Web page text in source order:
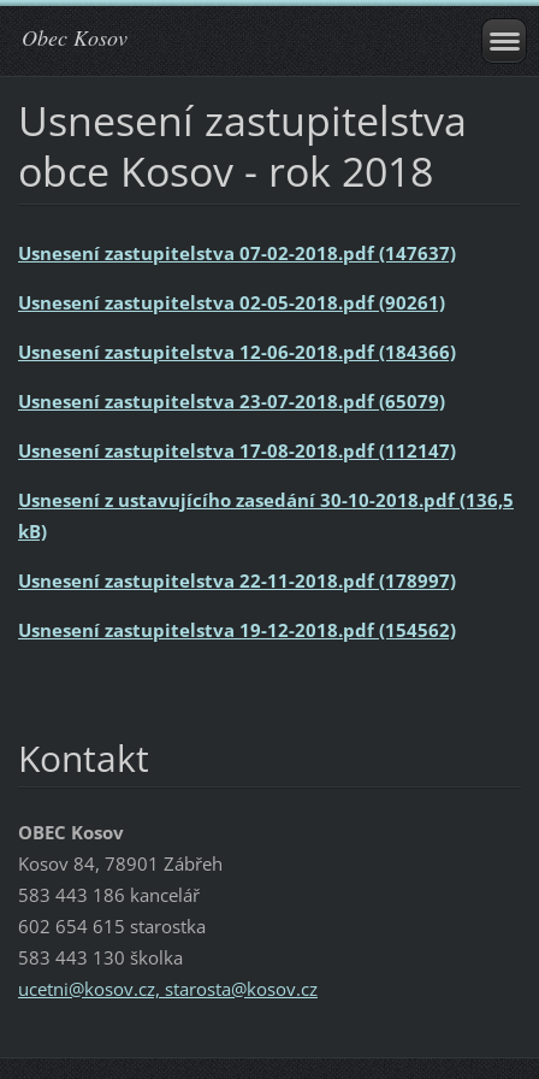
Obec Kosov
Usnesení zastupitelstva
obce Kosov - rok 2018
Usnesení zastupitelstva 07-02-2018.pdf (147637)
Usnesení zastupitelstva 02-05-2018.pdf (90261)
Usnesení zastupitelstva 12-06-2018.pdf (184366)
Usnesení zastupitelstva 23-07-2018.pdf (65079)
Usnesení zastupitelstva 17-08-2018.pdf (112147)
Usnesení z ustavujícího zasedání 30-10-2018.pdf (136,5
kB)
Usnesení zastupitelstva 22-11-2018.pdf (178997)
Usnesení zastupitelstva 19-12-2018.pdf (154562)
Kontakt
OBEC Kosov
Kosov 84, 78901 Zábřeh
583 443 186 kancelář
602 654 615 starostka
583 443 130 školka
ucetni@kosov.cz, starosta@kosov.cz